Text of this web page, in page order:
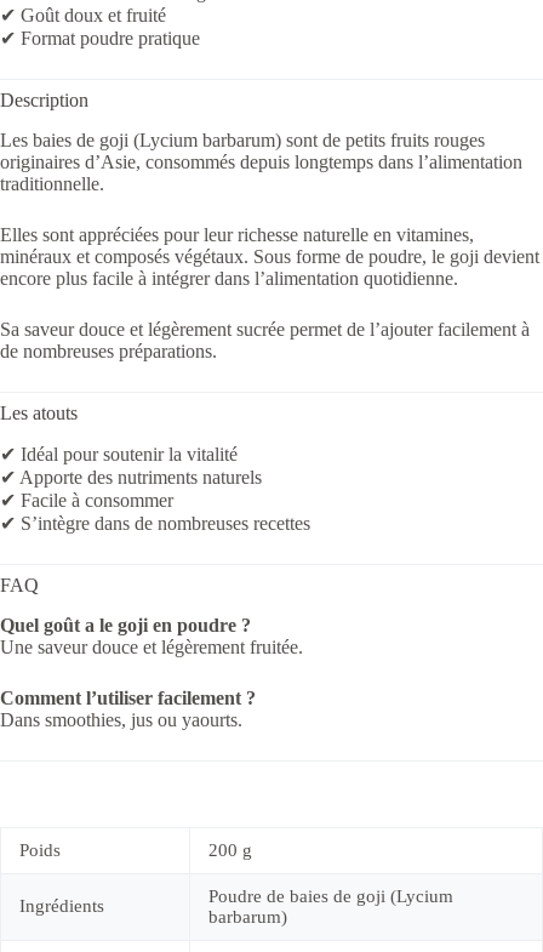
✔ Goût doux et fruité
✔ Format poudre pratique
Description
Les baies de goji (Lycium barbarum) sont de petits fruits rouges
originaires d’Asie, consommés depuis longtemps dans l’alimentation
traditionnelle.
Elles sont appréciées pour leur richesse naturelle en vitamines,
minéraux et composés végétaux. Sous forme de poudre, le goji devient
encore plus facile à intégrer dans l’alimentation quotidienne.
Sa saveur douce et légèrement sucrée permet de l’ajouter facilement à
de nombreuses préparations.
Les atouts
✔ Idéal pour soutenir la vitalité
✔ Apporte des nutriments naturels
✔ Facile à consommer
✔ S’intègre dans de nombreuses recettes
FAQ
Quel goût a le goji en poudre ?
Une saveur douce et légèrement fruitée.
Comment l’utiliser facilement ?
Dans smoothies, jus ou yaourts.
Poids 200 g
Ingrédients
Poudre de baies de goji (Lycium
barbarum)